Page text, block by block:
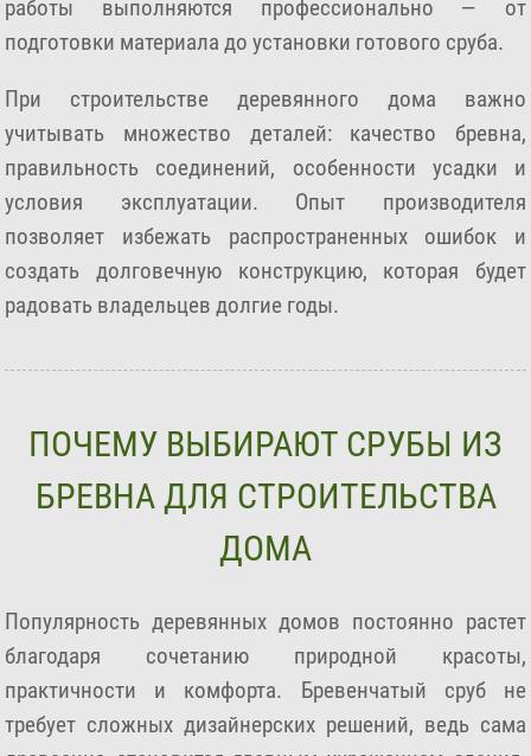
работы выполняются профессионально — от
подготовки материала до установки готового сруба.
При строительстве деревянного дома важно
учитывать множество деталей: качество бревна,
правильность соединений, особенности усадки и
условия эксплуатации. Опыт производителя
позволяет избежать распространенных ошибок и
создать долговечную конструкцию, которая будет
радовать владельцев долгие годы.
ПОЧЕМУ ВЫБИРАЮТ СРУБЫ ИЗ
БРЕВНА ДЛЯ СТРОИТЕЛЬСТВА
ДОМА
Популярность деревянных домов постоянно растет
благодаря сочетанию природной красоты,
практичности и комфорта. Бревенчатый сруб не
требует сложных дизайнерских решений, ведь сама